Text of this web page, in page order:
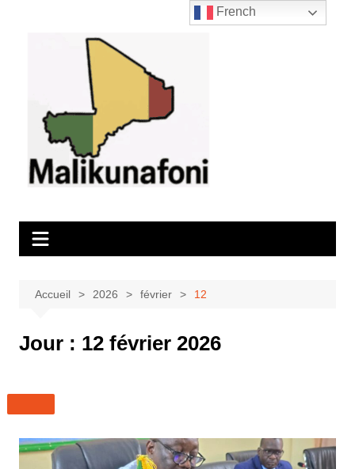
Accueil 2026 février 12
Jour : 12 février 2026
French